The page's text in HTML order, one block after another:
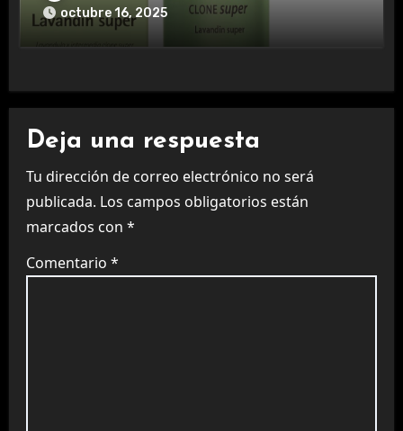
octubre 16, 2025
Deja una respuesta
Tu dirección de correo electrónico no será
publicada. Los campos obligatorios están
marcados con *
Comentario *